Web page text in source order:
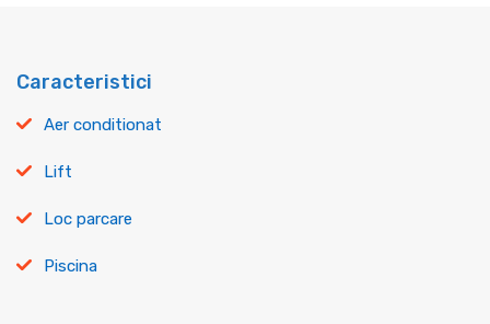
Caracteristici
Aer conditionat
Lift
Loc parcare
Piscina